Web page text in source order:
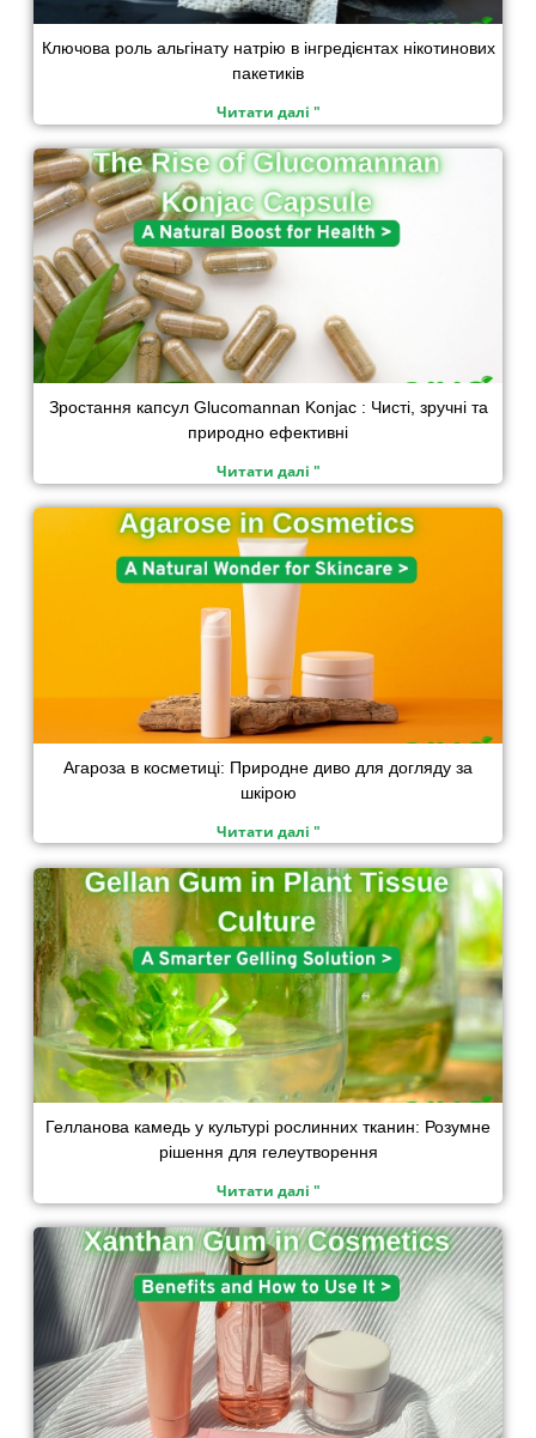
Ключова роль альгінату натрію в інгредієнтах нікотинових
пакетиків
Читати далі "
Зростання капсул Glucomannan Konjac : Чисті, зручні та
природно ефективні
Читати далі "
Агароза в косметиці: Природне диво для догляду за
шкірою
Читати далі "
Гелланова камедь у культурі рослинних тканин: Розумне
рішення для гелеутворення
Читати далі "